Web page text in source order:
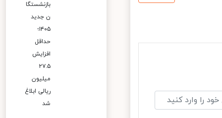
بازنشستگا
ن جدید
۱۴۰۵؛
حداقل
افزایش
۲۷.۵
میلیون
ریالی ابلاغ
شد